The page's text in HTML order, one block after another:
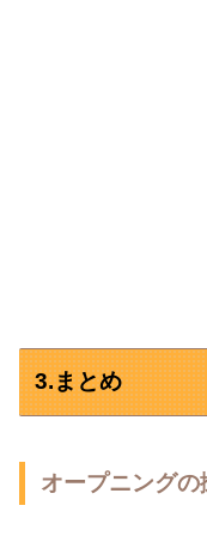
3.まとめ
オープニング